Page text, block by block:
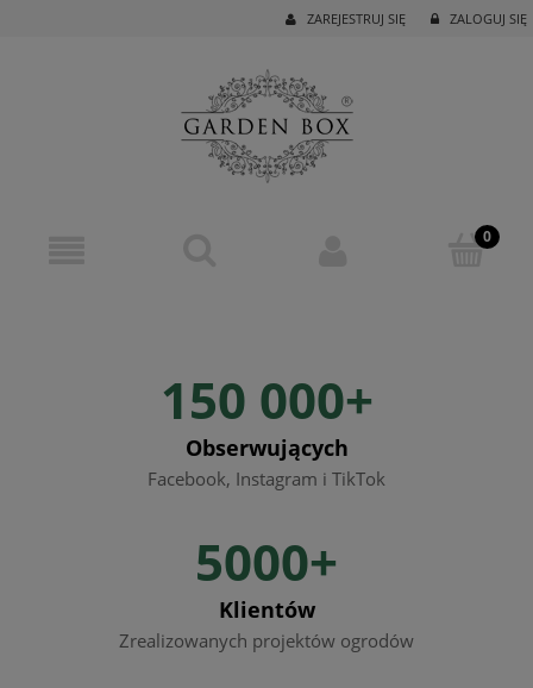
ZAREJESTRUJ SIĘ ZALOGUJ SIĘ
150 000+
Obserwujących
Facebook, Instagram i TikTok
5000+
Klientów
Zrealizowanych projektów ogrodów